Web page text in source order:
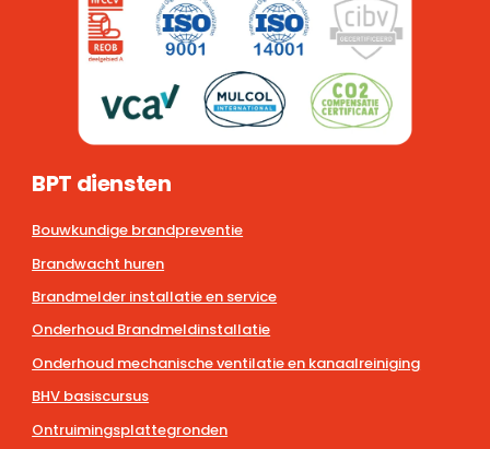
BPT diensten
Bouwkundige brandpreventie
Brandwacht huren
Brandmelder installatie en service
Onderhoud Brandmeldinstallatie
Onderhoud mechanische ventilatie en kanaalreiniging
BHV basiscursus
Ontruimingsplattegronden